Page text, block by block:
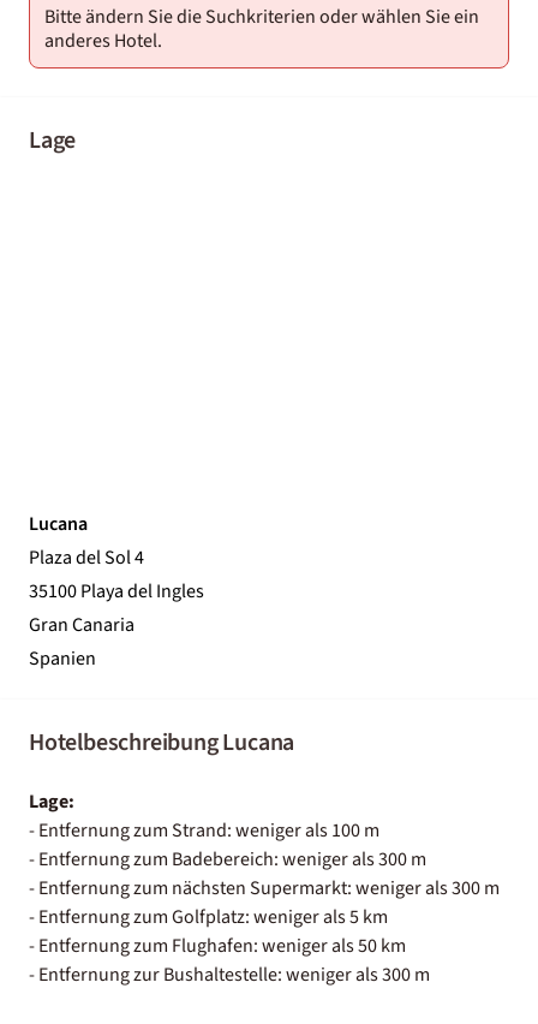
Bitte ändern Sie die Suchkriterien oder wählen Sie ein
anderes Hotel.
Lage
Lucana
Plaza del Sol 4
35100 Playa del Ingles
Gran Canaria
Spanien
Hotelbeschreibung Lucana
Lage:
- Entfernung zum Strand: weniger als 100 m
- Entfernung zum Badebereich: weniger als 300 m
- Entfernung zum nächsten Supermarkt: weniger als 300 m
- Entfernung zum Golfplatz: weniger als 5 km
- Entfernung zum Flughafen: weniger als 50 km
- Entfernung zur Bushaltestelle: weniger als 300 m